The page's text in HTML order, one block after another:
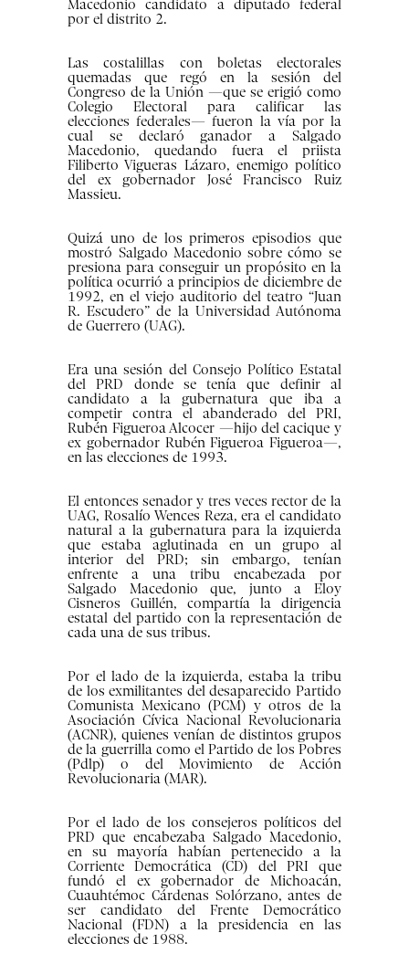
Macedonio candidato a diputado federal
por el distrito 2.
Las costalillas con boletas electorales
quemadas que regó en la sesión del
Congreso de la Unión —que se erigió como
Colegio Electoral para calificar las
elecciones federales— fueron la vía por la
cual se declaró ganador a Salgado
Macedonio, quedando fuera el priista
Filiberto Vigueras Lázaro, enemigo político
del ex gobernador José Francisco Ruiz
Massieu.
Quizá uno de los primeros episodios que
mostró Salgado Macedonio sobre cómo se
presiona para conseguir un propósito en la
política ocurrió a principios de diciembre de
1992, en el viejo auditorio del teatro “Juan
R. Escudero” de la Universidad Autónoma
de Guerrero (UAG).
Era una sesión del Consejo Político Estatal
del PRD donde se tenía que definir al
candidato a la gubernatura que iba a
competir contra el abanderado del PRI,
Rubén Figueroa Alcocer —hijo del cacique y
ex gobernador Rubén Figueroa Figueroa—,
en las elecciones de 1993.
El entonces senador y tres veces rector de la
UAG, Rosalío Wences Reza, era el candidato
natural a la gubernatura para la izquierda
que estaba aglutinada en un grupo al
interior del PRD; sin embargo, tenían
enfrente a una tribu encabezada por
Salgado Macedonio que, junto a Eloy
Cisneros Guillén, compartía la dirigencia
estatal del partido con la representación de
cada una de sus tribus.
Por el lado de la izquierda, estaba la tribu
de los exmilitantes del desaparecido Partido
Comunista Mexicano (PCM) y otros de la
Asociación Cívica Nacional Revolucionaria
(ACNR), quienes venían de distintos grupos
de la guerrilla como el Partido de los Pobres
(Pdlp) o del Movimiento de Acción
Revolucionaria (MAR).
Por el lado de los consejeros políticos del
PRD que encabezaba Salgado Macedonio,
en su mayoría habían pertenecido a la
Corriente Democrática (CD) del PRI que
fundó el ex gobernador de Michoacán,
Cuauhtémoc Cárdenas Solórzano, antes de
ser candidato del Frente Democrático
Nacional (FDN) a la presidencia en las
elecciones de 1988.